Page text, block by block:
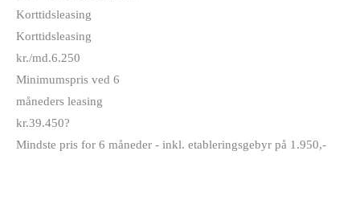
Korttidsleasing
Korttidsleasing
kr./md.6.250
Minimumspris ved 6
måneders leasing
kr.39.450?
Mindste pris for 6 måneder - inkl. etableringsgebyr på 1.950,-